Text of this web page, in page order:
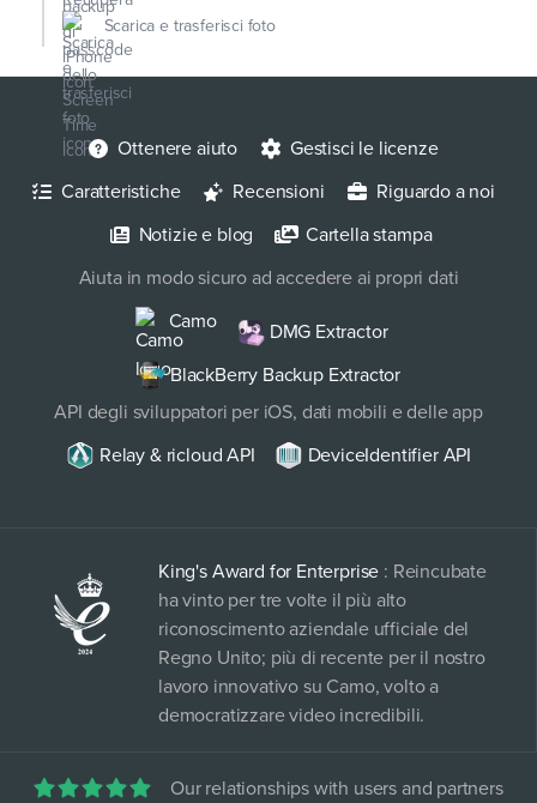
Scarica e trasferisci foto
Ottenere aiuto
Gestisci le licenze
Caratteristiche
Recensioni
Riguardo a noi
Notizie e blog
Cartella stampa
Aiuta in modo sicuro ad accedere ai propri dati
Camo
DMG Extractor
BlackBerry Backup Extractor
API degli sviluppatori per iOS, dati mobili e delle app
Relay & ricloud API
DeviceIdentifier API
King's Award for Enterprise : Reincubate
ha vinto per tre volte il più alto
riconoscimento aziendale ufficiale del
Regno Unito; più di recente per il nostro
lavoro innovativo su Camo, volto a
democratizzare video incredibili.
Our relationships with users and partners